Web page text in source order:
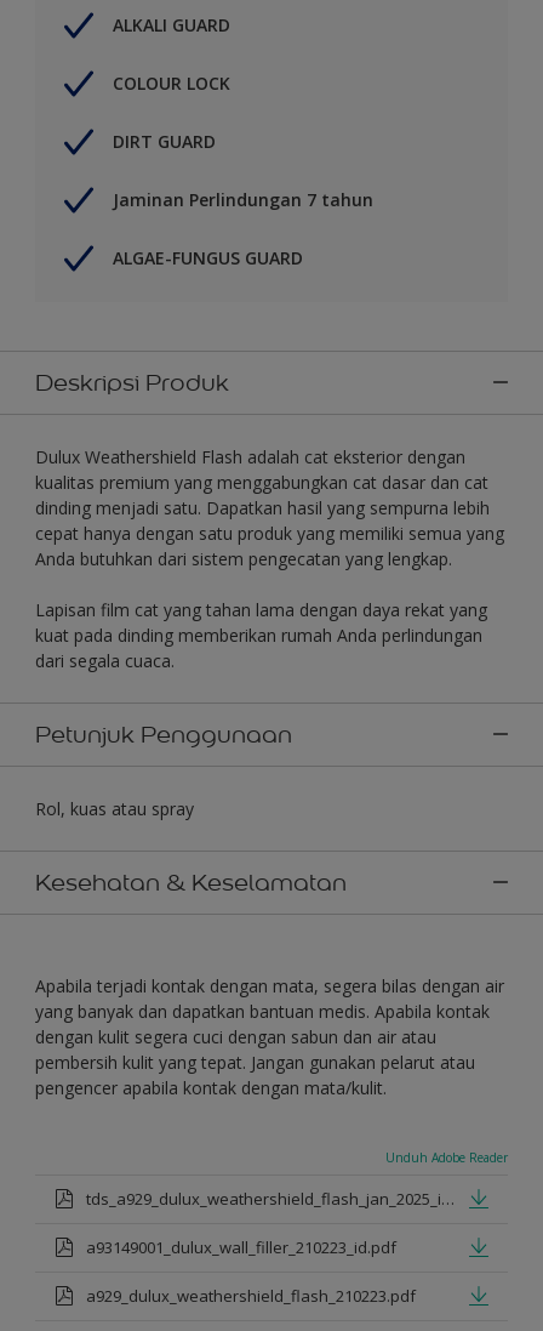
ALKALI GUARD
COLOUR LOCK
DIRT GUARD
Jaminan Perlindungan 7 tahun
ALGAE-FUNGUS GUARD
Deskripsi Produk
Dulux Weathershield Flash adalah cat eksterior dengan
kualitas premium yang menggabungkan cat dasar dan cat
dinding menjadi satu. Dapatkan hasil yang sempurna lebih
cepat hanya dengan satu produk yang memiliki semua yang
Anda butuhkan dari sistem pengecatan yang lengkap.
Lapisan film cat yang tahan lama dengan daya rekat yang
kuat pada dinding memberikan rumah Anda perlindungan
dari segala cuaca.
Petunjuk Penggunaan
Rol, kuas atau spray
Kesehatan & Keselamatan
Apabila terjadi kontak dengan mata, segera bilas dengan air
yang banyak dan dapatkan bantuan medis. Apabila kontak
dengan kulit segera cuci dengan sabun dan air atau
pembersih kulit yang tepat. Jangan gunakan pelarut atau
pengencer apabila kontak dengan mata/kulit.
Unduh Adobe Reader
tds_a929_dulux_weathershield_flash_jan_2025_id.pdf
a93149001_dulux_wall_filler_210223_id.pdf
a929_dulux_weathershield_flash_210223.pdf